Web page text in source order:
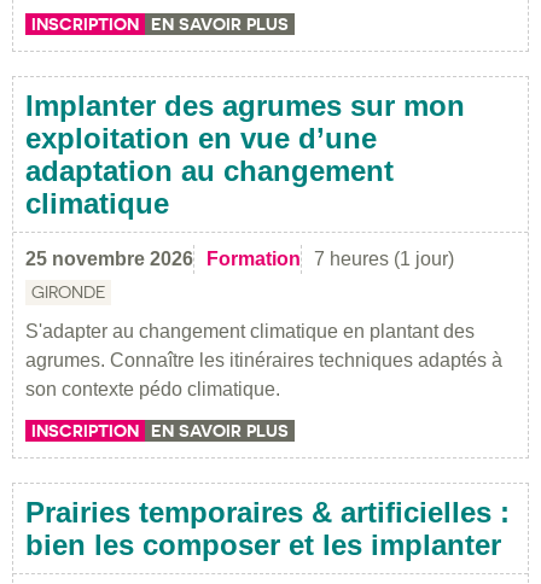
INSCRIPTION EN SAVOIR PLUS
Implanter des agrumes sur mon
exploitation en vue d’une
adaptation au changement
climatique
25 novembre 2026 Formation 7 heures (1 jour)
GIRONDE
S'adapter au changement climatique en plantant des
agrumes. Connaître les itinéraires techniques adaptés à
son contexte pédo climatique.
INSCRIPTION EN SAVOIR PLUS
Prairies temporaires & artificielles :
bien les composer et les implanter